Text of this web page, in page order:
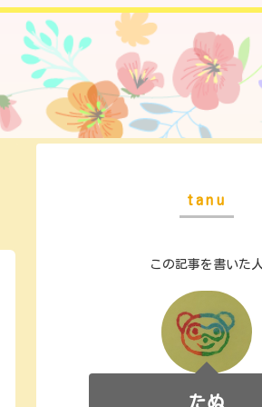
tanu
この記事を書いた人
たぬ